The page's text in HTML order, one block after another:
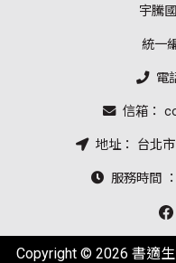
宇騰
統一
電
信箱：
地址： 台北
服務時間
Copyright © 2026 書適